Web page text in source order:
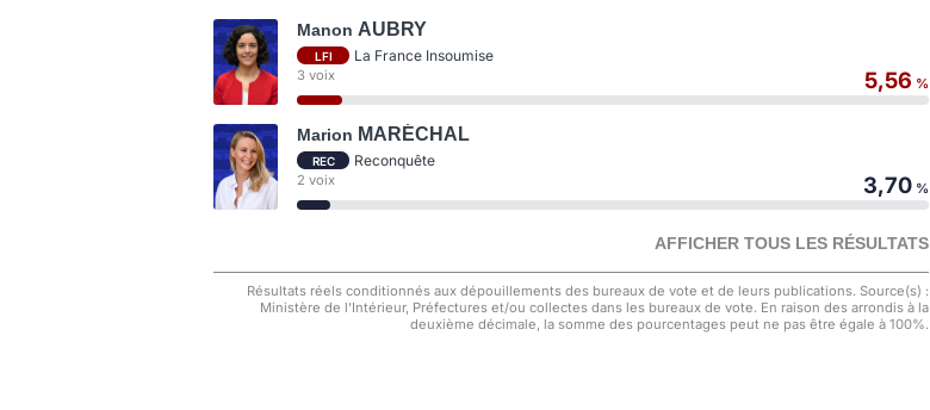
Manon AUBRY
LFI La France Insoumise
3 voix 5,56 %
Marion MARÉCHAL
REC Reconquête
2 voix 3,70 %
AFFICHER TOUS LES RÉSULTATS
Résultats réels conditionnés aux dépouillements des bureaux de vote et de leurs publications. Source(s) :
Ministère de l'Intérieur, Préfectures et/ou collectes dans les bureaux de vote. En raison des arrondis à la
deuxième décimale, la somme des pourcentages peut ne pas être égale à 100%.